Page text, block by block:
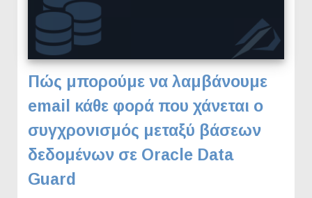
Πώς μπορούμε να λαμβάνουμε
email κάθε φορά που χάνεται ο
συγχρονισμός μεταξύ βάσεων
δεδομένων σε Oracle Data
Guard